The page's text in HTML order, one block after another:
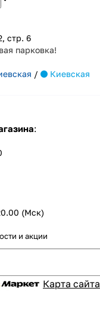
стр. 6
парковка!
/ Киевская
:
(Мск)
и акции
Карта сайта